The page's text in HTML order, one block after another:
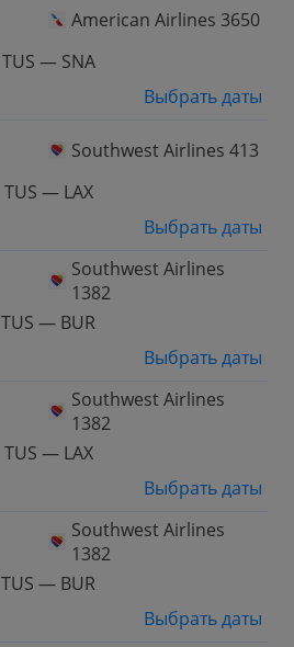
American Airlines 3650
TUS — SNA
Выбрать даты
Southwest Airlines 413
TUS — LAX
Выбрать даты
Southwest Airlines
1382
TUS — BUR
Выбрать даты
Southwest Airlines
1382
TUS — LAX
Выбрать даты
Southwest Airlines
1382
TUS — BUR
Выбрать даты